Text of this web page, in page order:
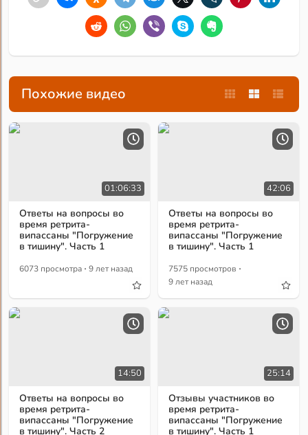
Похожие видео
01:06:33
Ответы на вопросы во
время ретрита-
випассаны "Погружение
в тишину". Часть 1
6073 просмотра · 9 лет назад
42:06
Ответы на вопросы во
время ретрита-
випассаны "Погружение
в тишину". Часть 1
7575 просмотров ·
9 лет назад
14:50
Ответы на вопросы во
время ретрита-
випассаны "Погружение
в тишину". Часть 2
25:14
Отзывы участников во
время ретрита-
випассаны "Погружение
в тишину". Часть 1